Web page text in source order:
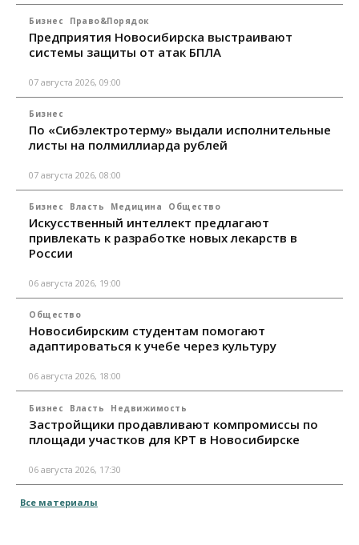
Бизнес Право&Порядок
Предприятия Новосибирска выстраивают
системы защиты от атак БПЛА
07 августа 2026, 09:00
Бизнес
По «Сибэлектротерму» выдали исполнительные
листы на полмиллиарда рублей
07 августа 2026, 08:00
Бизнес Власть Медицина Общество
Искусственный интеллект предлагают
привлекать к разработке новых лекарств в
России
06 августа 2026, 19:00
Общество
Новосибирским студентам помогают
адаптироваться к учебе через культуру
06 августа 2026, 18:00
Бизнес Власть Недвижимость
Застройщики продавливают компромиссы по
площади участков для КРТ в Новосибирске
06 августа 2026, 17:30
Все материалы